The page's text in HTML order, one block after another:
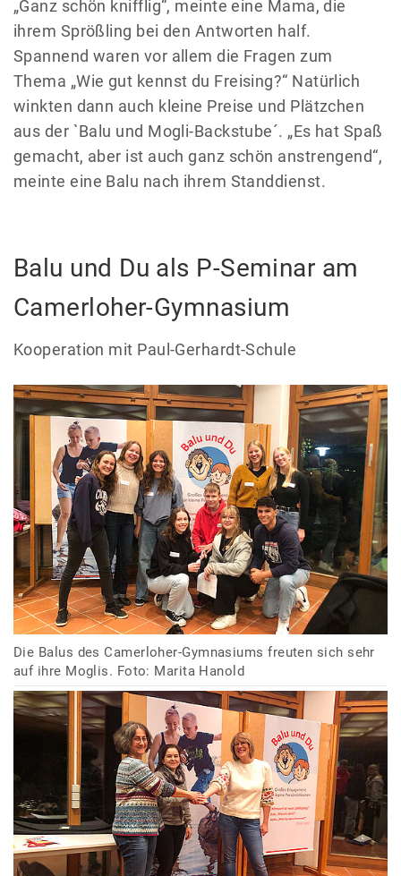
„Ganz schön knifflig“, meinte eine Mama, die
ihrem Sprößling bei den Antworten half.
Spannend waren vor allem die Fragen zum
Thema „Wie gut kennst du Freising?“ Natürlich
winkten dann auch kleine Preise und Plätzchen
aus der `Balu und Mogli-Backstube´. „Es hat Spaß
gemacht, aber ist auch ganz schön anstrengend“,
meinte eine Balu nach ihrem Standdienst.
Balu und Du als P-Seminar am
Camerloher-Gymnasium
Kooperation mit Paul-Gerhardt-Schule
Die Balus des Camerloher-Gymnasiums freuten sich sehr
auf ihre Moglis. Foto: Marita Hanold